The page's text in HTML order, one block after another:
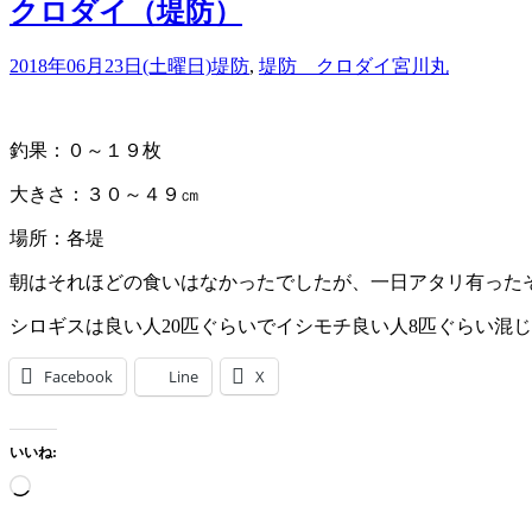
クロダイ（堤防）
2018年06月23日(土曜日)堤防, 堤防 クロダイ宮川丸
釣果：０～１９枚
大きさ：３０～４９㎝
場所：各堤
朝はそれほどの食いはなかったでしたが、一日アタリ有った
シロギスは良い人20匹ぐらいでイシモチ良い人8匹ぐらい混じ
Facebook Line X
いいね:
読